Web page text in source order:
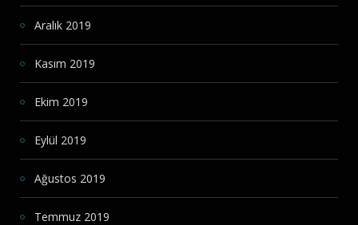
Aralık 2019
Kasım 2019
Ekim 2019
Eylül 2019
Ağustos 2019
Temmuz 2019